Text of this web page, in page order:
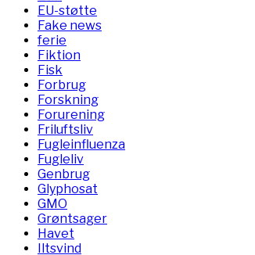
EU-støtte
Fake news
ferie
Fiktion
Fisk
Forbrug
Forskning
Forurening
Friluftsliv
Fugleinfluenza
Fugleliv
Genbrug
Glyphosat
GMO
Grøntsager
Havet
Iltsvind